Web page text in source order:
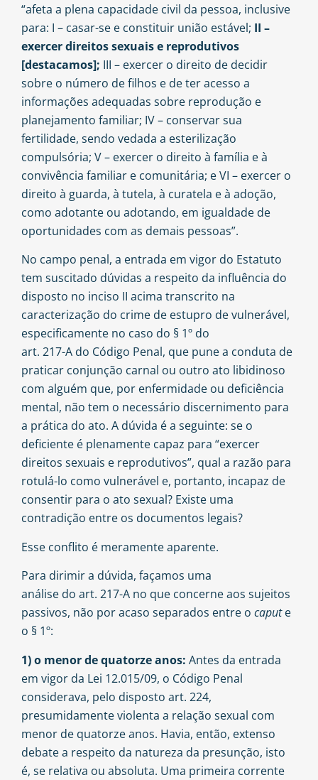
“afeta a plena capacidade civil da pessoa, inclusive
para: I – casar-se e constituir união estável; II –
exercer direitos sexuais e reprodutivos
[destacamos]; III – exercer o direito de decidir
sobre o número de filhos e de ter acesso a
informações adequadas sobre reprodução e
planejamento familiar; IV – conservar sua
fertilidade, sendo vedada a esterilização
compulsória; V – exercer o direito à família e à
convivência familiar e comunitária; e VI – exercer o
direito à guarda, à tutela, à curatela e à adoção,
como adotante ou adotando, em igualdade de
oportunidades com as demais pessoas”.
No campo penal, a entrada em vigor do Estatuto
tem suscitado dúvidas a respeito da influência do
disposto no inciso II acima transcrito na
caracterização do crime de estupro de vulnerável,
especificamente no caso do § 1º do
art. 217-A do Código Penal, que pune a conduta de
praticar conjunção carnal ou outro ato libidinoso
com alguém que, por enfermidade ou deficiência
mental, não tem o necessário discernimento para
a prática do ato. A dúvida é a seguinte: se o
deficiente é plenamente capaz para “exercer
direitos sexuais e reprodutivos”, qual a razão para
rotulá-lo como vulnerável e, portanto, incapaz de
consentir para o ato sexual? Existe uma
contradição entre os documentos legais?
Esse conflito é meramente aparente.
Para dirimir a dúvida, façamos uma
análise do art. 217-A no que concerne aos sujeitos
passivos, não por acaso separados entre o capute
o § 1º:
1) o menor de quatorze anos: Antes da entrada
em vigor da Lei 12.015/09, o Código Penal
considerava, pelo disposto art. 224,
presumidamente violenta a relação sexual com
menor de quatorze anos. Havia, então, extenso
debate a respeito da natureza da presunção, isto
é, se relativa ou absoluta. Uma primeira corrente